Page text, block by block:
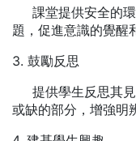
課堂提供安全的環
題，促進意識的覺醒
3. 鼓勵反思
提供學生反思其見
或缺的部分，增強明